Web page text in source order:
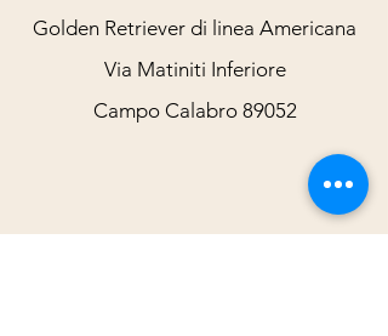
Golden Retriever di linea Americana
Via Matiniti Inferiore
Campo Calabro 89052